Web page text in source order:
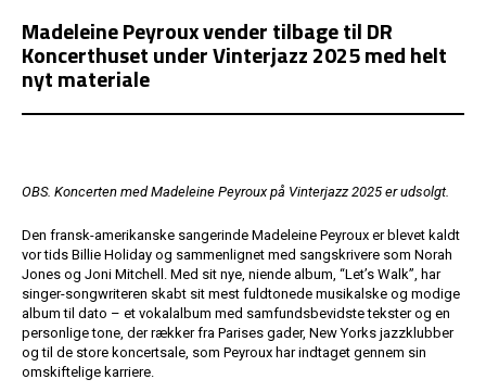
Madeleine Peyroux vender tilbage til DR
Koncerthuset under Vinterjazz 2025 med helt
nyt materiale
OBS. Koncerten med Madeleine Peyroux på Vinterjazz 2025 er udsolgt.
Den fransk-amerikanske sangerinde Madeleine Peyroux er blevet kaldt
vor tids Billie Holiday og sammenlignet med sangskrivere som Norah
Jones og Joni Mitchell. Med sit nye, niende album, “Let’s Walk”, har
singer-songwriteren skabt sit mest fuldtonede musikalske og modige
album til dato – et vokalalbum med samfundsbevidste tekster og en
personlige tone, der rækker fra Parises gader, New Yorks jazzklubber
og til de store koncertsale, som Peyroux har indtaget gennem sin
omskiftelige karriere.